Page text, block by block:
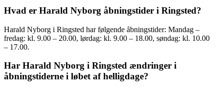
Hvad er Harald Nyborg åbningstider i Ringsted?
Harald Nyborg i Ringsted har følgende åbningstider: Mandag –
fredag: kl. 9.00 – 20.00, lørdag: kl. 9.00 – 18.00, søndag: kl. 10.00
– 17.00.
Har Harald Nyborg i Ringsted ændringer i
åbningstiderne i løbet af helligdage?